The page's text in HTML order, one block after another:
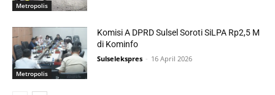
Metropolis
Metropolis
Komisi A DPRD Sulsel Soroti SiLPA Rp2,5 M
di Kominfo
Sulselekspres - 16 April 2026